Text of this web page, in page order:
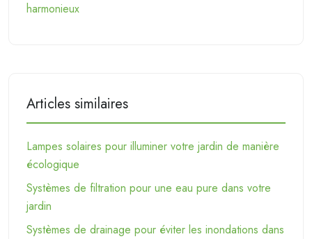
harmonieux
Articles similaires
Lampes solaires pour illuminer votre jardin de manière
écologique
Systèmes de filtration pour une eau pure dans votre
jardin
Systèmes de drainage pour éviter les inondations dans